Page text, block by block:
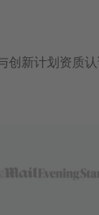
新计划资质认